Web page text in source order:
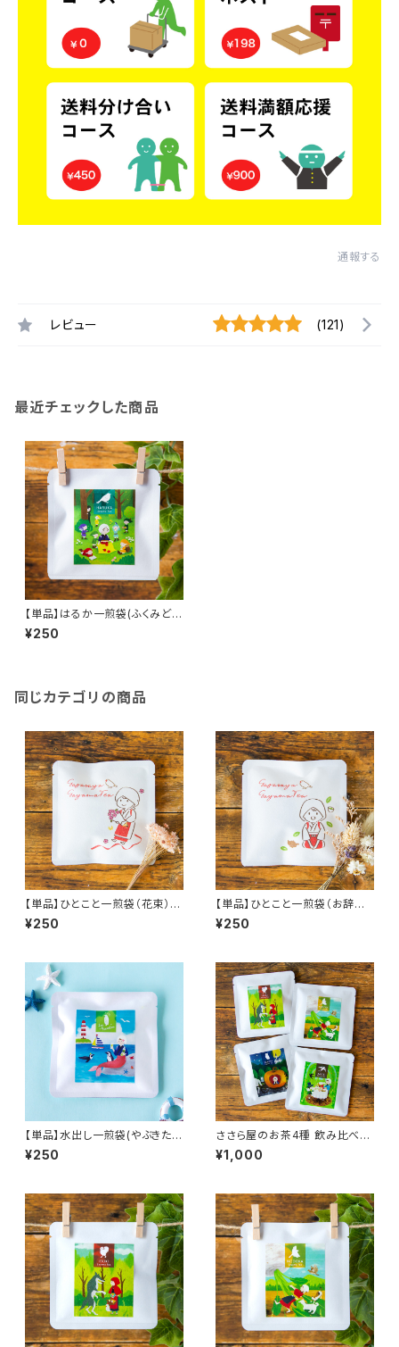
通報する
レビュー (121)
最近チェックした商品
【単品】はるか一煎袋(ふくみどり
ティーバッグ2個入り)／ささら屋
のお茶を手軽におためし！
¥250
同じカテゴリの商品
【単品】ひとこと一煎袋（花束）／
ご挨拶時のプチギフトに！ティー
バッグ2個入り一煎袋
¥250
【単品】ひとこと一煎袋（お辞儀）
／ご挨拶時のプチギフトに！ティ
ーバッグ2個入り一煎袋
¥250
【単品】水出し一煎袋(やぶきた・
さやまかおりブレンド冷茶パック
2個入り)／ささら屋の水出し緑
¥250
ささら屋のお茶4種 飲み比べ一
煎袋セット／ささら屋のお茶の
味見・お試しに！
¥1,000